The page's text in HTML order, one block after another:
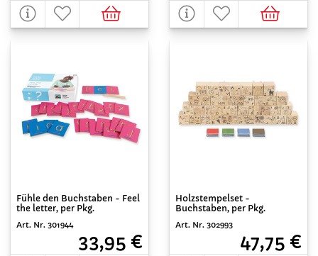
Fühle den Buchstaben - Feel
the letter, per Pkg.
Art. Nr. 301944
33,95 €
Holzstempelset -
Buchstaben, per Pkg.
Art. Nr. 302993
47,75 €